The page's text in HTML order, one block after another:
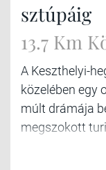
sztúpáig
13.7 Km
A Keszthelyi-
közelében egy
múlt drámája
megszokott